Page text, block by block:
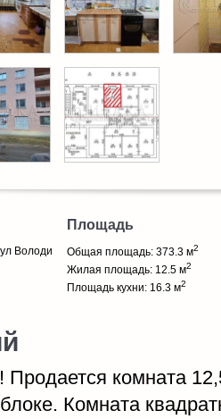
Володи
Площадь
Общая площадь: 373.3 м2
Жилая площадь: 12.5 м2
Площадь кухни: 16.3 м2
комната
Комната